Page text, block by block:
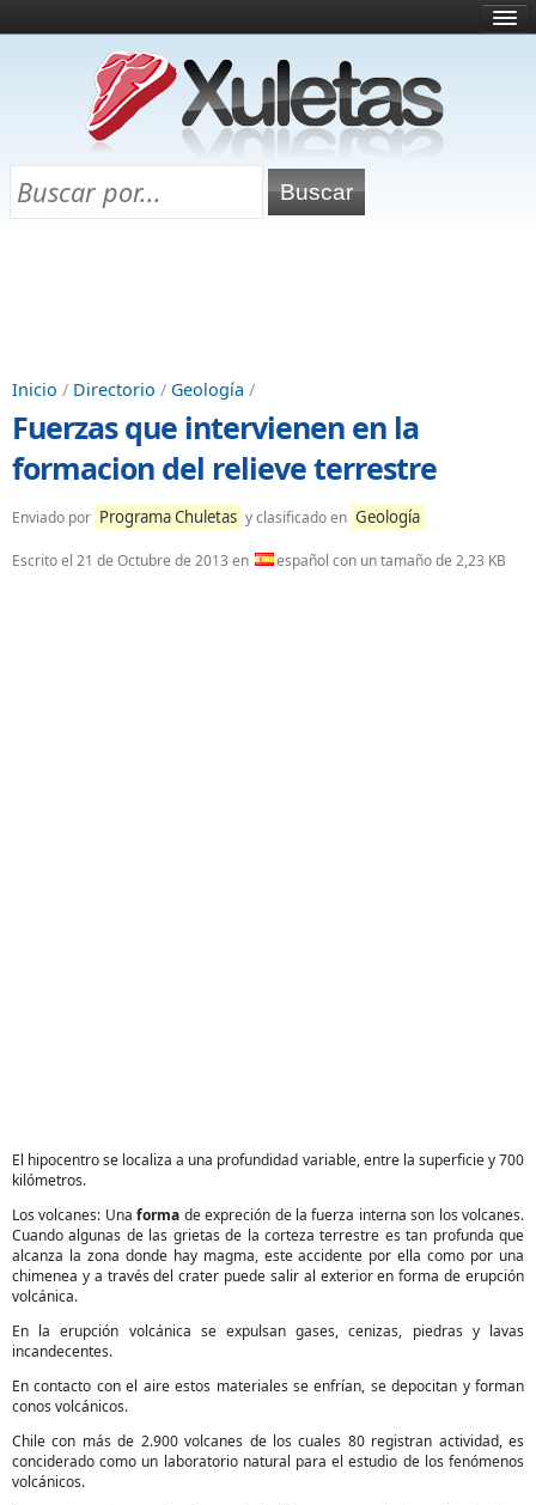
¿Qué es esto?
Directorio
Chuletas para exámenes
Inicio / Directorio / Geología /
Fuerzas que intervienen en la
formacion del relieve terrestre
Enviado por Programa Chuletas y clasificado en Geología
Escrito el 21 de Octubre de 2013 en español con un tamaño de 2,23 KB
El hipocentro se localiza a una profundidad variable, entre la superficie y 700
kilómetros.
Los volcanes: Unaforma de expreción de la fuerza interna son los volcanes.
Cuando algunas de las grietas de la corteza terrestre es tan profunda que
alcanza la zona donde hay magma, este accidente por ella como por una
chimenea y a través del crater puede salir al exterior en forma de erupción
volcánica.
En la erupción volcánica se expulsan gases, cenizas, piedras y lavas
incandecentes.
En contacto con el aire estos materiales se enfrían, se depocitan y forman
conos volcánicos.
Chile con más de 2.900 volcanes de los cuales 80 registran actividad, es
conciderado como un laboratorio natural para el estudio de los fenómenos
volcánicos.